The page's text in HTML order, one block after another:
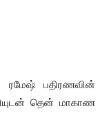
ரமேஷ் பதிரணவின்
தென் மாகாண